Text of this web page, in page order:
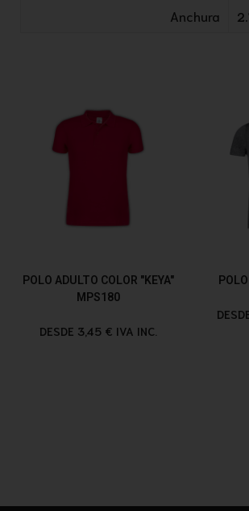
Anchura
POLO ADULTO COLOR "KEYA"
MPS180
DESDE 3,45 € IVA INC.